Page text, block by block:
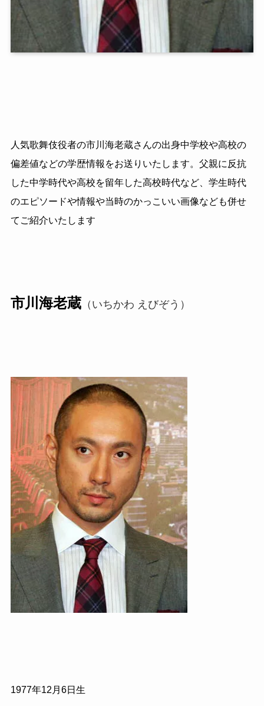
人気歌舞伎役者の市川海老蔵さんの出身中学校や高校の
偏差値などの学歴情報をお送りいたします。父親に反抗
した中学時代や高校を留年した高校時代など、学生時代
のエピソードや情報や当時のかっこいい画像なども併せ
てご紹介いたします
市川海老蔵（いちかわ えびぞう）
1977年12 月 6日生